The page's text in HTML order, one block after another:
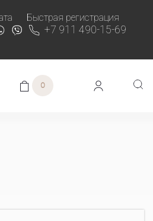
Быстрая регистрация
+7 911 490-15-69
0